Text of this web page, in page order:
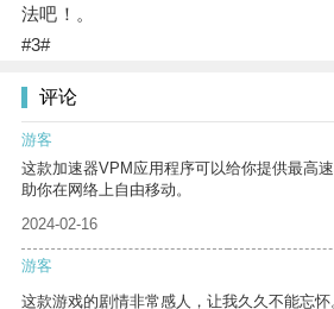
法吧！。
#3#
评论
游客
这款加速器VPM应用程序可以给你提供最高
助你在网络上自由移动。
2024-02-16
游客
这款游戏的剧情非常感人，让我久久不能忘怀